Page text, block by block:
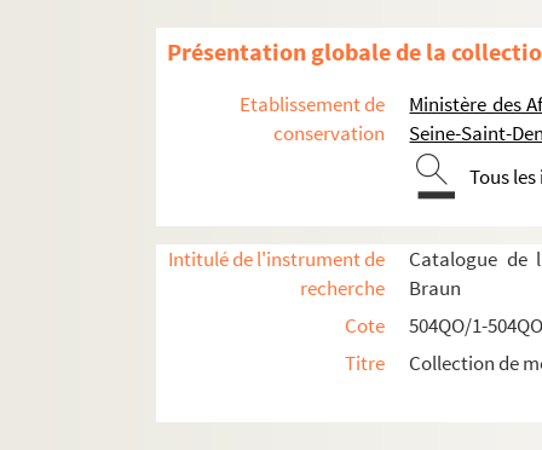
Présentation globale de la
Etablissement de
conservation
Ministère des
Seine-Saint-
Tous
Intitulé de l'instrument de
recherche
Catalogue de
Braun
Cote
504QO/1-
Titre
Collection de